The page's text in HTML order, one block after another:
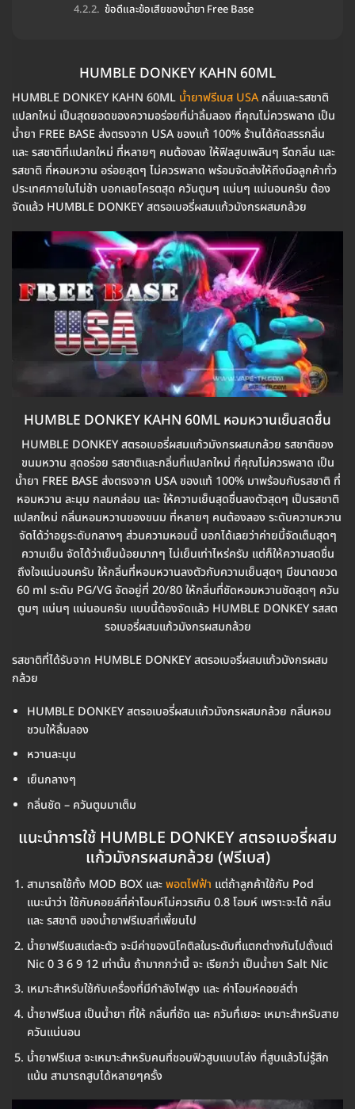
ข้อดีและข้อเสียของน้ำยา Free Base
HUMBLE DONKEY KAHN 60ML
HUMBLE DONKEY KAHN 60ML น้ำยาฟรีเบส USAกลิ่นและรสชาติ
แปลกใหม่ เป็นสุดยอดของความอร่อยที่น่าลิ้มลอง ที่คุณไม่ควรพลาด เป็น
น้ำยา FREE BASE ส่งตรงจาก USA ของแท้ 100% ร้านได้คัดสรรกลิ่น
และ รสชาติที่แปลกใหม่ ที่หลายๆ คนต้องลง ให้ฟิลสูบเพลินๆ รีดกลิ่น และ
รสชาติ ที่หอมหวาน อร่อยสุดๆ ไม่ควรพลาด พร้อมจัดส่งให้ถึงมือลูกค้าทั่ว
ประเทศภายในไม่ช้า บอกเลยโครตสุด ควันตูมๆ แน่นๆ แน่นอนครับ ต้อง
จัดแล้ว HUMBLE DONKEY สตรอเบอรี่ผสมแก้วมังกรผสมกล้วย
HUMBLE DONKEY KAHN 60ML หอมหวานเย็นสดชื่น
HUMBLE DONKEY สตรอเบอรี่ผสมแก้วมังกรผสมกล้วย รสชาติของ
ขนมหวาน สุดอร่อย รสชาติและกลิ่นที่แปลกใหม่ ที่คุณไม่ควรพลาด เป็น
น้ำยา FREE BASE ส่งตรงจาก USA ของแท้ 100% มาพร้อมกับรสชาติ ที่
หอมหวาน ละมุม กลมกล่อม และ ให้ความเย็นสุดชื่นลงตัวสุดๆ เป็นรสชาติ
แปลกใหม่ กลิ่นหอมหวานของขนม ที่หลายๆ คนต้องลอง ระดับความหวาน
จัดได้ว่าอยูระดับกลางๆ ส่วนความหอมนี้ บอกได้เลยว่าค่ายนี้จัดเต็มสุดๆ
ความเย็น จัดได้ว่าเย็นน้อยมากๆ ไม่เย็นเท่าไหร่ครับ แต่ก็ให้ความสดชื่น
ถึงใจแน่นอนครับ ให้กลิ่นที่หอมหวานลงตัวกับความเย็นสุดๆ มีขนาดขวด
60 ml ระดับ PG/VG จัดอยู่ที่ 20/80 ให้กลิ่นที่ชัดหอมหวานชัดสุดๆ ควัน
ตูมๆ แน่นๆ แน่นอนครับ แบบนี้ต้องจัดแล้ว HUMBLE DONKEY รสสต
รอเบอรี่ผสมแก้วมังกรผสมกล้วย
รสชาติที่ได้รับจาก HUMBLE DONKEY สตรอเบอรี่ผสมแก้วมังกรผสม
กล้วย
HUMBLE DONKEY สตรอเบอรี่ผสมแก้วมังกรผสมกล้วย กลิ่นหอม
ชวนให้ลิ้มลอง
หวานละมุน
เย็นกลางๆ
กลิ่นชัด – ควันตูมมาเต็ม
แนะนำการใช้ HUMBLE DONKEY สตรอเบอรี่ผสม
แก้วมังกรผสมกล้วย (ฟรีเบส)
สามารถใช้ทั้ง MOD BOX และพอตไฟฟ้า แต่ถ้าลูกค้าใช้กับ Pod
แนะนำว่า ใช้กับคอยล์ที่ค่าโอมห์ไม่ควรเกิน 0.8 โอมห์ เพราะจะได้ กลิ่น
และ รสชาติ ของน้ำยาฟรีเบสที่เพี้ยนไป
น้ำยาฟรีเบสแต่ละตัว จะมีค่าของนิโคติลในระดับที่แตกต่างกันไปตั้งแต่
Nic 0 3 6 9 12 เท่านั้น ถ้ามากกว่านี้ จะ เรียกว่า เป็นน้ำยา Salt Nic
เหมาะสำหรับใช้กับเครื่องที่มีกำลังไฟสูง และ ค่าโอมห์คอยล์ต่ำ
น้ำยาฟรีเบส เป็นน้ำยา ที่ให้ กลิ่นที่ชัด และ ควันทื่เยอะ เหมาะสำหรับสาย
ควันแน่นอน
น้ำยาฟรีเบส จะเหมาะสำหรับคนที่ชอบฟิวสูบแบบโล่ง ที่สูบแล้วไม่รู้สึก
แน้น สามารถสูบได้หลายๆครั้ง